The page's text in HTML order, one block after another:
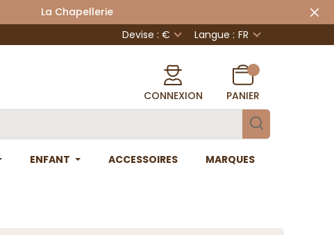
La Chapellerie
Devise : € Langue : FR
CONNEXION PANIER
ENFANT ACCESSOIRES MARQUES